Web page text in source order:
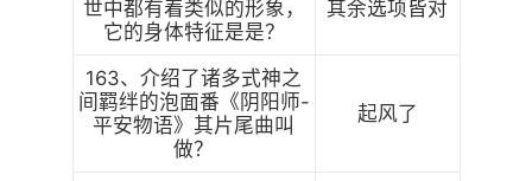
世中都有着类似的形象，
它的身体特征是是？
其余选项皆对
163、介绍了诸多式神之
间羁绊的泡面番《阴阳师-
平安物语》其片尾曲叫
做？
起风了